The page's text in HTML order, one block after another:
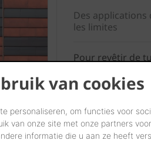
van cookies
personaliseren, om functies voor
van onze site met onze partners
informatie die u aan ze heeft
Des
les limites
Pour revêtir de
utilisez 2 vis en